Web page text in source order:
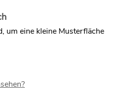
um eine kleine Musterfläche